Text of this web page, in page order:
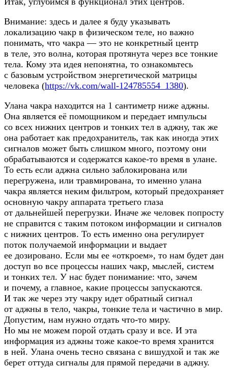
Внимание: здесь и далее я буду указывать
локализацию чакр в физическом теле, но важно
понимать, что чакра — это не конкретный центр
в теле, это волна, которая протянута через все тонкие
тела. Кому эта идея непонятна, то ознакомьтесь
с базовым устройством энергетической матрицы
человека (https://vk.com/wall-124785554_1380).
Улана чакра находится на 1 сантиметр ниже аджны.
Она является её помощником и передает импульсы
со всех нижних центров и тонких тел в аджну, так же
она работает как предохранитель, так как иногда этих
сигналов может быть слишком много, поэтому они
обрабатываются и содержатся какое-то время в улане.
То есть если аджна сильно заблокирована или
перегружена, или травмирована, то именно улана
чакра является неким фильтром, который предохраняет
основную чакру аппарата третьего глаза
от дальнейшей перегрузки. Иначе же человек попросту
не справится с таким потоком информации и сигналов
с нижних центров. То есть именно она регулирует
поток получаемой информации и выдает
ее дозировано. Если мы ее «откроем», то нам будет дан
доступ во все процессы наших чакр, мыслей, систем
и тонких тел. У нас будет понимание: что, зачем
и почему, а главное, какие процессы запускаются.
И так же через эту чакру идет обратный сигнал
от аджны в тело, чакры, тонкие тела и частично в мир.
Допустим, нам нужно отдать что-то миру.
Но мы не можем порой отдать сразу и все. И эта
информация из аджны тоже какое-то время хранится
в ней. Улана очень тесно связана с вишудхой и так же
берет оттуда сигналы для прямой передачи в аджну.